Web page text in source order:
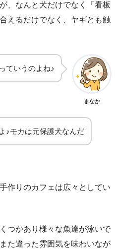
、なんと犬だけでなく「看板
えるだけでなく、ヤギとも触
ていうのよね♪
まなか
♪モカは元保護犬なんだ
作りのカフェは広々としてい
つかあり様々な魚達が泳いで
た違った雰囲気を味わいなが